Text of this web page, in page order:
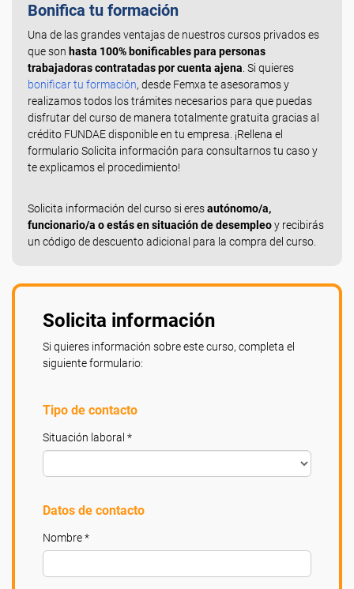
Bonifica tu formación
Una de las grandes ventajas de nuestros cursos privados es
que son hasta 100% bonificables para personas
trabajadoras contratadas por cuenta ajena . Si quieres
bonificar tu formación, desde Femxa te asesoramos y
realizamos todos los trámites necesarios para que puedas
disfrutar del curso de manera totalmente gratuita gracias al
crédito FUNDAE disponible en tu empresa. ¡Rellena el
formulario Solicita información para consultarnos tu caso y
te explicamos el procedimiento!
Solicita información del curso si eresautónomo/a,
funcionario/a o estás en situación de desempleoy recibirás
un código de descuento adicional para la compra del curso.
Solicita información
Si quieres información sobre este curso, completa el
siguiente formulario:
Tipo de contacto
Situación laboral *
Datos de contacto
Nombre *